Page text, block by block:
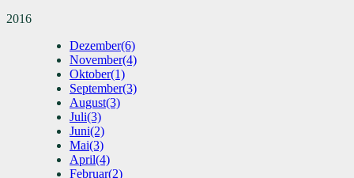
2016
Dezember(6)
November(4)
Oktober(1)
September(3)
August(3)
Juli(3)
Juni(2)
Mai(3)
April(4)
Februar(2)